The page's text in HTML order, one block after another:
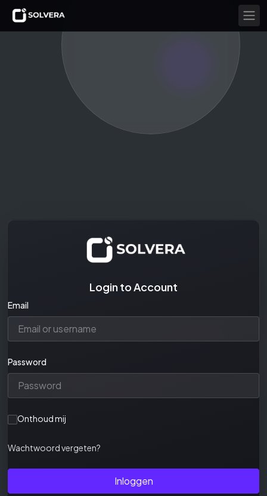
Login to Account
Email
Password
Onthoud mij
Wachtwoord vergeten?
Inloggen